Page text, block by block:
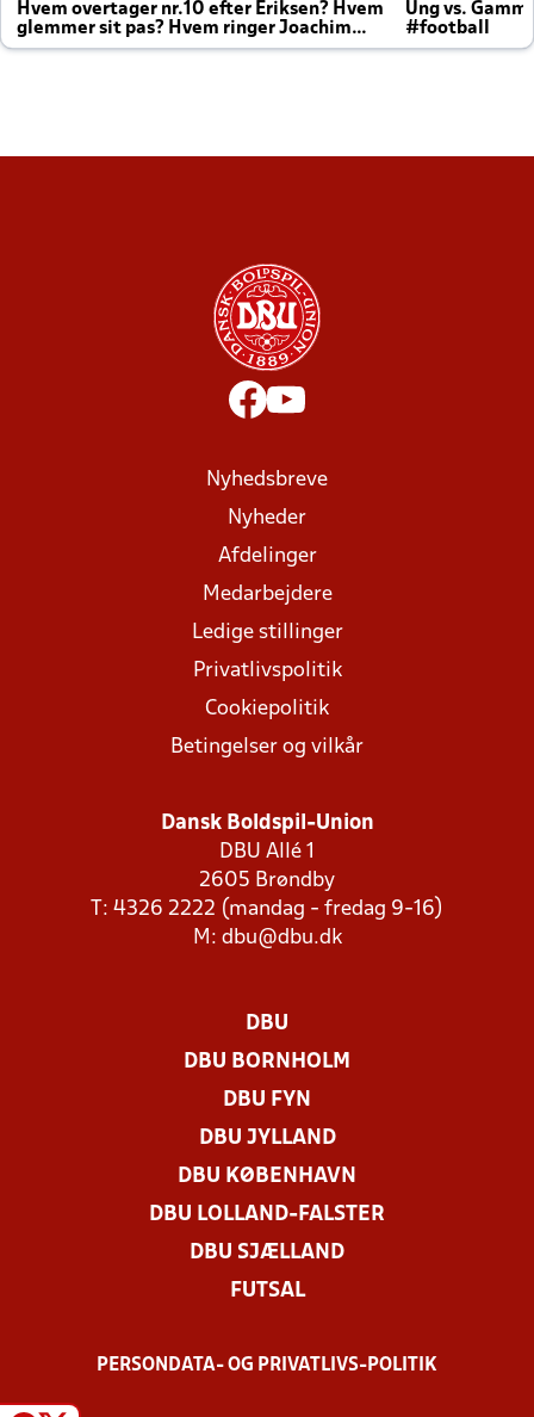
Hvem overtager nr.10 efter Eriksen? Hvem
glemmer sit pas? Hvem ringer Joachim
altid til efter kampe?
Ung vs.
#football
Nyhedsbreve
Nyheder
Afdelinger
Medarbejdere
Ledige stillinger
Privatlivspolitik
Cookiepolitik
Betingelser og vilkår
Dansk Boldspil-Union
DBU Allé 1
2605 Brøndby
T: 4326 2222 (mandag - fredag 9-16)
M: dbu@dbu.dk
DBU
DBU BORNHOLM
DBU FYN
DBU JYLLAND
DBU KØBENHAVN
DBU LOLLAND-FALSTER
DBU SJÆLLAND
FUTSAL
PERSONDATA- OG PRIVATLIVS-POLITIK